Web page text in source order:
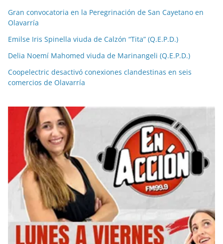
Gran convocatoria en la Peregrinación de San Cayetano en
Olavarría
Emilse Iris Spinella viuda de Calzón “Tita” (Q.E.P.D.)
Delia Noemí Mahomed viuda de Marinangeli (Q.E.P.D.)
Coopelectric desactivó conexiones clandestinas en seis
comercios de Olavarría